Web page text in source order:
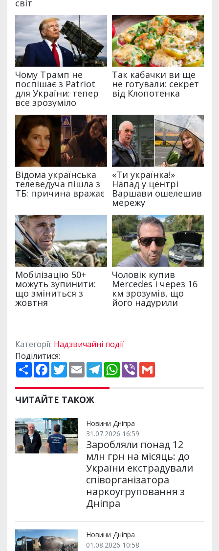
Категорії: Надзвичайні події
Поділитися:
П
о
и
р
и
и
F
a
e
b
o
k
T
w
t
t
e
E
m
i
l
T
e
e
m
W
h
p
V
ЧИТАЙТЕ ТАКОЖ
Новини Дніпра
31.07.2026 16:59
Заробляли понад 12
млн грн на місяць: до
України екстрадували
співорганізатора
наркоугруповання з
Дніпра
Новини Дніпра
01.08.2026 10:58